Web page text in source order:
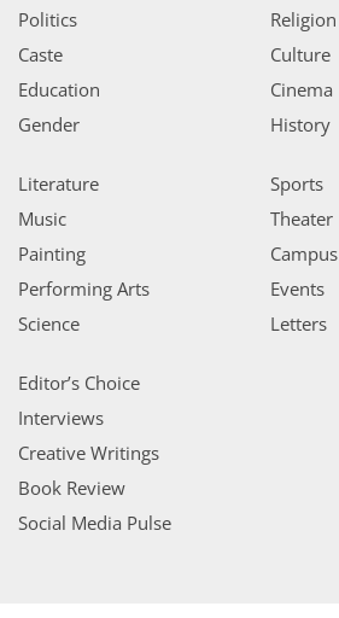
Politics
Caste
Education
Gender
Religion
Culture
Cinema
History
Literature
Music
Painting
Performing Arts
Science
Sports
Theater
Campus
Events
Letters
Editor’s Choice
Interviews
Creative Writings
Book Review
Social Media Pulse